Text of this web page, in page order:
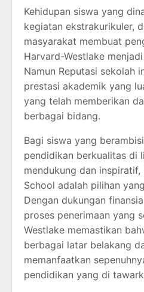
Kehidupan siswa yang
kegiatan ekstrakurikuler,
masyarakat membuat
Harvard-Westlake
Namun Reputasi sekolah
prestasi akademik yang
yang telah memberikan
berbagai bidang.
Bagi siswa yang
pendidikan berkualitas di
mendukung dan
School adalah pilihan
Dengan dukungan
proses penerimaan yang
Westlake memastikan
berbagai latar belakang
memanfaatkan
pendidikan yang di